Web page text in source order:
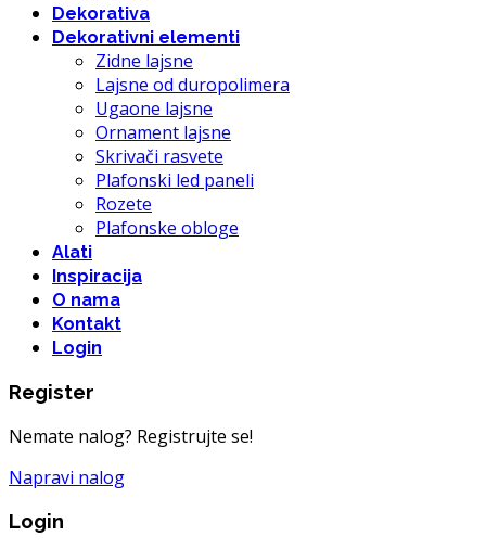
Dekorativa
Dekorativni elementi
Zidne lajsne
Lajsne od duropolimera
Ugaone lajsne
Ornament lajsne
Skrivači rasvete
Plafonski led paneli
Rozete
Plafonske obloge
Alati
Inspiracija
O nama
Kontakt
Login
Register
Nemate nalog? Registrujte se!
Napravi nalog
Login